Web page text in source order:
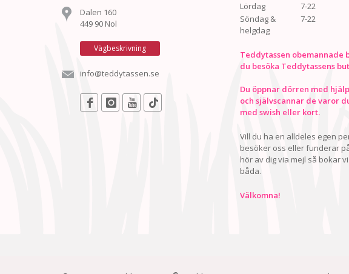
Dalen 160
449 90 Nol
Vägbeskrivning
info@teddytassen.se
Lördag
7-22
Söndag &
helgdag
7-22
Teddytassen obemannade
du besöka Teddytassens
Du öppnar dörren med
och självscannar de varor
med swish eller kort.
Vill du ha en alldeles egen
besöker oss eller funderar
hör av dig via mejl så bokar
båda.
Välkomna!